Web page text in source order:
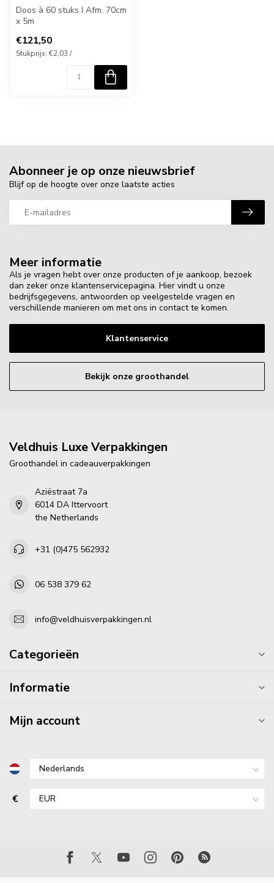
Doos à 60 stuks I Afm. 70cm
x 5m
€121,50
Stukprijs: €2,03 /
Meer informatie
Als je vragen hebt over onze producten of je aankoop, bezoek
dan zeker onze klantenservicepagina. Hier vindt u onze
bedrijfsgegevens, antwoorden op veelgestelde vragen en
verschillende manieren om met ons in contact te komen.
Klantenservice
Bekijk onze groothandel
Abonneer je op onze nieuwsbrief
Blijf op de hoogte over onze laatste acties
Veldhuis Luxe Verpakkingen
Groothandel in cadeauverpakkingen
Aziëstraat 7a
6014 DA Ittervoort
the Netherlands
+31 (0)475 562932
06 538 379 62
info@veldhuisverpakkingen.nl
Categorieën
Informatie
Mijn account
€